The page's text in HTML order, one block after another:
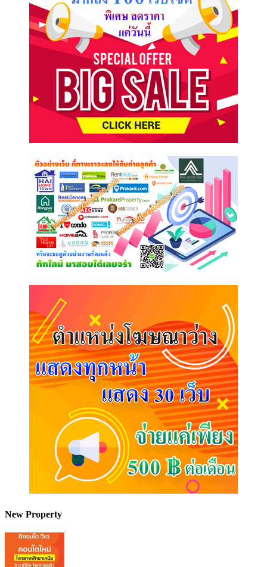
New Property